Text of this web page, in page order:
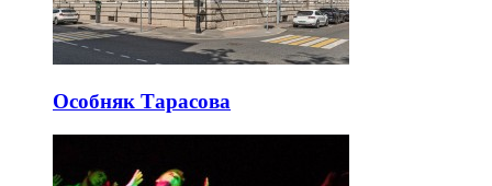
Особняк Тарасова